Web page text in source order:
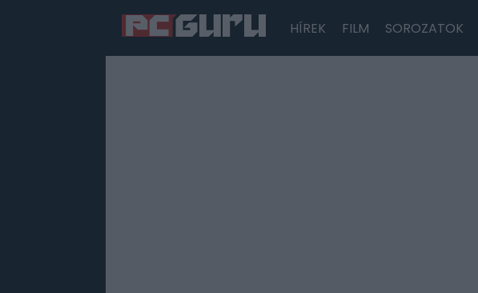
HÍREK FILM SOROZATOK